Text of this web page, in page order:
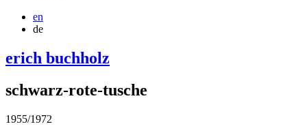
en
de
erich buchholz
schwarz-rote-tusche
1955/1972